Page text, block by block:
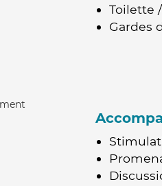
Toilette
Gardes